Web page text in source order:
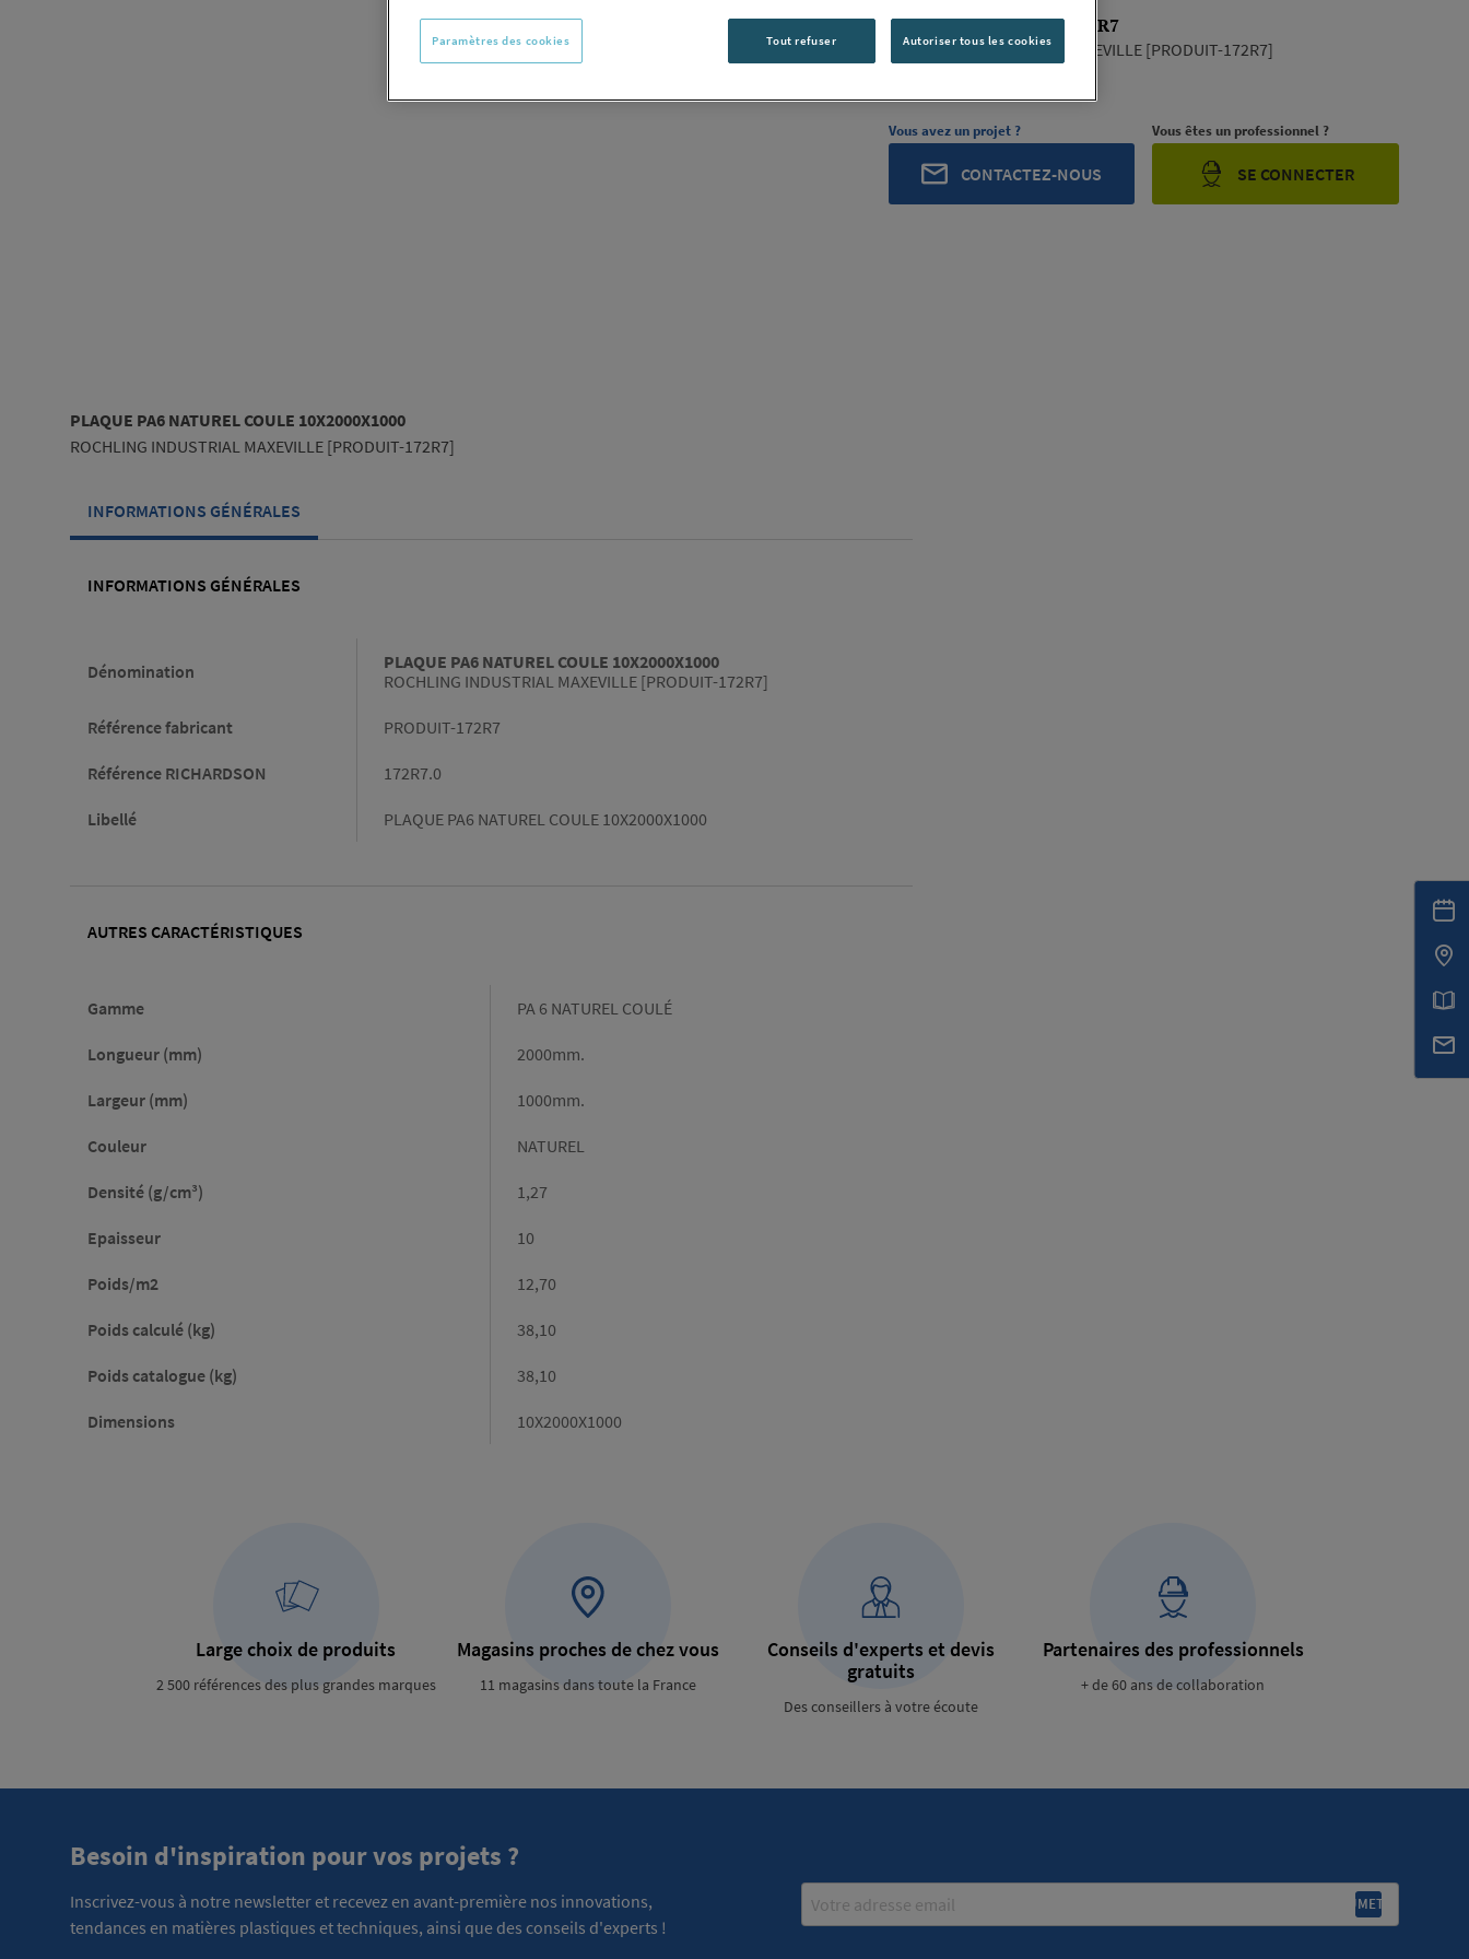
ROCHLING PRODUIT-172R7
ROCHLING INDUSTRIAL MAXEVILLE [PRODUIT-172R7]
Vous avez un projet ?
CONTACTEZ-NOUS
Vous êtes un professionnel ?
SE CONNECTER
PLAQUE PA6 NATUREL COULE 10X2000X1000
ROCHLING INDUSTRIAL MAXEVILLE [PRODUIT-172R7]
INFORMATIONS GÉNÉRALES
INFORMATIONS GÉNÉRALES
Dénomination
PLAQUE PA6 NATUREL COULE 10X2000X1000
ROCHLING INDUSTRIAL MAXEVILLE [PRODUIT-172R7]
Référence fabricant PRODUIT-172R7
Référence RICHARDSON 172R7.0
Libellé PLAQUE PA6 NATUREL COULE 10X2000X1000
AUTRES CARACTÉRISTIQUES
Gamme Gamme
PA 6 NATUREL COULÉ
Longueur (mm)
Longueur
2000mm.
Largeur (mm)
Largeur
1000mm.
Couleur Couleur
NATUREL
Densité (g/cm³)
Densité
1,27
Epaisseur Epaisseur
10
Poids/m2 Poids/m2
12,70
Poids calculé (kg)
Poids
(kg)
38,10
Poids catalogue (kg)
Poids
(kg)
38,10
Dimensions Dimensions
10X2000X1000
Large choix de produits
2 500 références des plus grandes marques
Magasins proches de chez vous
11 magasins dans toute la France
Conseils d'experts et devis
gratuits
Des conseillers à votre écoute
Partenaires des professionnels
+ de 60 ans de collaboration
Besoin d'inspiration pour vos projets ?
Inscrivez-vous à notre newsletter et recevez en avant-première nos innovations,
tendances en matières plastiques et techniques, ainsi que des conseils d'experts !
Email
Tout refuser Autoriser tous les cookies
Paramètres des cookies